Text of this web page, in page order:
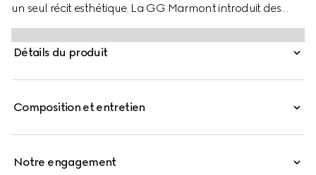
un seul récit esthétique. La GG Marmont introduit des
silhouettes polyvalentes dans une palette somptueuse,
comme ce portefeuille petit format, agrémenté du
Double G en finition dorée claire.
Détails du produit
Composition et entretien
Notre engagement